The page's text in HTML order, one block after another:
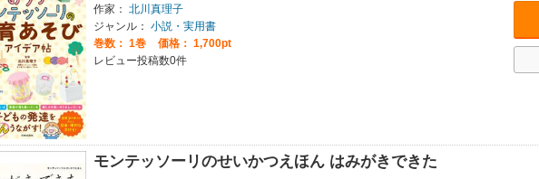
作家： 北川真理子
ジャンル： 小説・実用書
巻数： 1巻
価格： 1,700pt
レビュー投稿数0件
モンテッソーリのせいかつえほん はみがきできた